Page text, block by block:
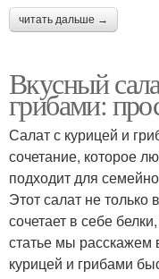
читать дальше →
Вкусный
грибами:
Салат с курицей и
сочетание, которое
подходит для
Этот салат не только
сочетает в себе
статье мы расскажем
курицей и грибами